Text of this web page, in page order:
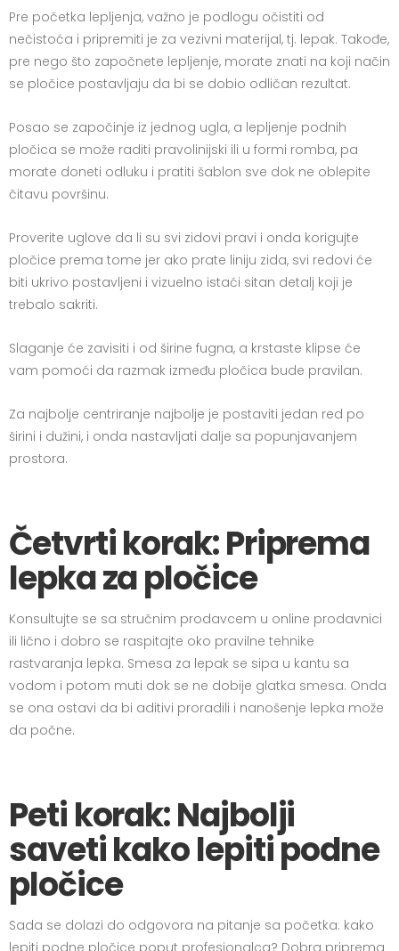
Pre početka lepljenja, važno je podlogu očistiti od
nečistoća i pripremiti je za vezivni materijal, tj. lepak. Takođe,
pre nego što započnete lepljenje, morate znati na koji način
se pločice postavljaju da bi se dobio odličan rezultat.
Posao se započinje iz jednog ugla, a lepljenje podnih
pločica se može raditi pravolinijski ili u formi romba, pa
morate doneti odluku i pratiti šablon sve dok ne oblepite
čitavu površinu.
Proverite uglove da li su svi zidovi pravi i onda korigujte
pločice prema tome jer ako prate liniju zida, svi redovi će
biti ukrivo postavljeni i vizuelno istaći sitan detalj koji je
trebalo sakriti.
Slaganje će zavisiti i od širine fugna, a krstaste klipse će
vam pomoći da razmak između pločica bude pravilan.
Za najbolje centriranje najbolje je postaviti jedan red po
širini i dužini, i onda nastavljati dalje sa popunjavanjem
prostora.
Četvrti korak: Priprema
lepka za pločice
Konsultujte se sa stručnim prodavcem u online prodavnici
ili lično i dobro se raspitajte oko pravilne tehnike
rastvaranja lepka. Smesa za lepak se sipa u kantu sa
vodom i potom muti dok se ne dobije glatka smesa. Onda
se ona ostavi da bi aditivi proradili i nanošenje lepka može
da počne.
Peti korak: Najbolji
saveti kako lepiti podne
pločice
Sada se dolazi do odgovora na pitanje sa početka: kako
lepiti podne pločice poput profesionalca? Dobra priprema